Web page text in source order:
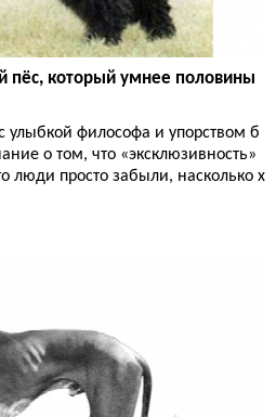
пёс, который умнее половины
улыбкой философа и упорством б
о том, что «эксклюзивность»
люди просто забыли, насколько х